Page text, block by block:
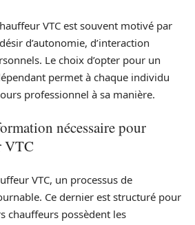
VTC est souvent motivé par
d’autonomie, d’interaction
Le choix d’opter pour un
permet à chaque individu
professionnel à sa manière.
nécessaire pour
VTC
VTC, un processus de
Ce dernier est structuré pour
chauffeurs possèdent les